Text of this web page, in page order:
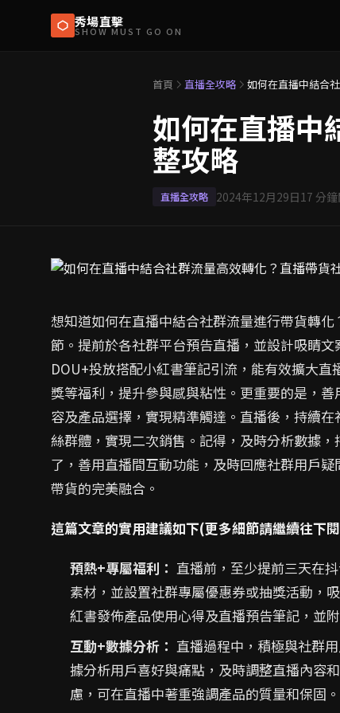
秀場直擊
SHOW MUST GO ON
首頁 直播全攻略 如何在直播中結合
如何在直播中
整攻略
直播全攻略 2024年12月29日17 分
想知道如何在直播中結合社群流量進行帶貨轉
節。提前於各社群平台預告直播，並設計吸睛
DOU+投放搭配小紅書筆記引流，能有效擴大
獎等福利，提升參與感與粘性。更重要的是，
容及產品選擇，實現精準觸達。直播後，持續
絲群體，實現二次銷售。記得，及時分析數據
了，善用直播間互動功能，及時回應社群用戶
帶貨的完美融合。
這篇文章的實用建議如下(更多細節請繼續往下
預熱+專屬福利： 直播前，至少提前三天在
素材，並設置社群專屬優惠券或抽獎活動，
紅書發佈產品使用心得及直播預告筆記，並
互動+數據分析： 直播過程中，積極與社群
據分析用戶喜好與痛點，及時調整直播內容
慮，可在直播中著重強調產品的質量和保固。